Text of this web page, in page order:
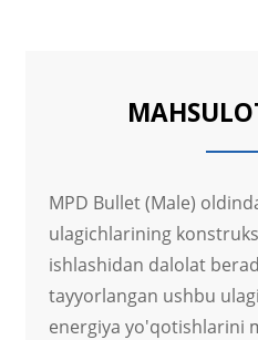
MPD Bullet (Male)
ulagichlarining
ishlashidan dalolat
tayyorlangan ushbu
energiya yo'qotishlarini